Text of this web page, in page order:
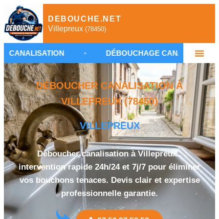
DEBOUCHE.NET
Villepreux (78450)
• DÉBOUCHAGE CANALISATION
DÉBOUCHER CANALISATION À
VILLEPREUX (78450)
VILLEPREUX
Déboucher canalisation à Villepreux :
intervention rapide 24h/24 et 7j/7 pour éliminer
vos bouchons tenaces. Devis clair et expertise
professionnelle garantie.